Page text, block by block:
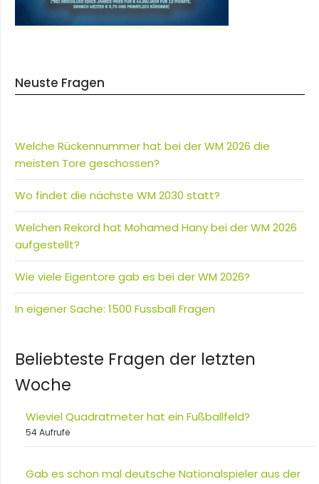
Neuste Fragen
Welche Rückennummer hat bei der WM 2026 die
meisten Tore geschossen?
Wo findet die nächste WM 2030 statt?
Welchen Rekord hat Mohamed Hany bei der WM 2026
aufgestellt?
Wie viele Eigentore gab es bei der WM 2026?
In eigener Sache: 1500 Fussball Fragen
Beliebteste Fragen der letzten
Woche
Wieviel Quadratmeter hat ein Fußballfeld?
54 Aufrufe
Gab es schon mal deutsche Nationalspieler aus der